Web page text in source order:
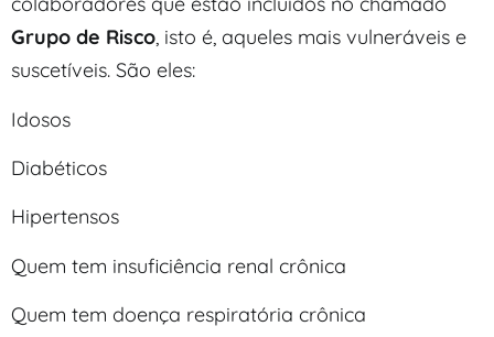
Grupo de Risco, isto é, aqueles mais vulneráveis e
suscetíveis. São eles:
Idosos
Diabéticos
Hipertensos
Quem tem insuficiência renal crônica
Quem tem doença respiratória crônica